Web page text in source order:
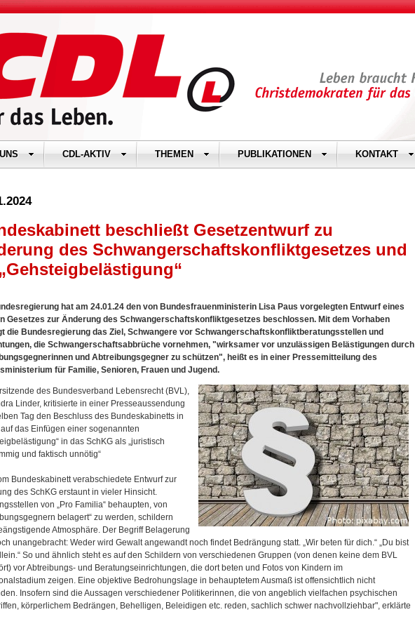
CDL-AKTIV THEMEN PUBLIKATIONEN KONTAKT
beschließt Gesetzentwurf zu
des Schwangerschaftskonfliktgesetzes und
hat am 24.01.24 den von Bundesfrauenministerin Lisa Paus vorgelegten Entwurf eines
Gesetzes zur Änderung des Schwangerschaftskonfliktgesetzes beschlossen. Mit dem Vorhaben
die Bundesregierung das Ziel, Schwangere vor Schwangerschaftskonfliktberatungsstellen und
die Schwangerschaftsabbrüche vornehmen, "wirksamer vor unzulässigen Belästigungen durch
und Abtreibungsgegner zu schützen", heißt es in einer Pressemitteilung des
für Familie, Senioren, Frauen und Jugend.
des Bundesverband Lebensrecht (BVL),
Linder, kritisierte in einer Presseaussendung
Tag den Beschluss des Bundeskabinetts in
auf das Einfügen einer sogenannten
in das SchKG als „juristisch
und faktisch unnötig“
Bundeskabinett verabschiedete Entwurf zur
des SchKG erstaunt in vieler Hinsicht.
von „Pro Familia“ behaupten, von
belagert“ zu werden, schildern
Atmosphäre. Der Begriff Belagerung
unangebracht: Weder wird Gewalt angewandt noch findet Bedrängung statt. „Wir beten für dich.“ „Du bist
So und ähnlich steht es auf den Schildern von verschiedenen Gruppen (von denen keine dem BVL
vor Abtreibungs- und Beratungseinrichtungen, die dort beten und Fotos von Kindern im
zeigen. Eine objektive Bedrohungslage in behauptetem Ausmaß ist offensichtlich nicht
Insofern sind die Aussagen verschiedener Politikerinnen, die von angeblich vielfachen psychischen
körperlichem Bedrängen, Behelligen, Beleidigen etc. reden, sachlich schwer nachvollziehbar", erklärte